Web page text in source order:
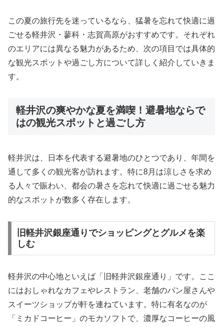
この夏の旅行先を迷っているなら、猛暑を忘れて快適に過
ごせる軽井沢・蓼科・志賀高原がおすすめです。それぞれ
のエリアには異なる魅力があるため、次の項目では具体的
な観光スポットや過ごし方について詳しく紹介していきま
す。
軽井沢の爽やかな夏を満喫！避暑地ならで
はの観光スポットと過ごし方
軽井沢は、日本を代表する避暑地のひとつであり、年間を
通して多くの観光客が訪れます。特に8月は涼しさを求め
る人々で賑わい、都会の暑さを忘れて快適に過ごせる魅力
的なスポットが数多く存在します。
旧軽井沢銀座通りでショッピングとグルメを楽
しむ
軽井沢の中心地といえば「旧軽井沢銀座通り」です。ここ
にはおしゃれなカフェやレストラン、老舗のパン屋さんや
スイーツショップが軒を連ねています。特に有名なのが
「ミカドコーヒー」のモカソフトで、濃厚なコーヒーの風